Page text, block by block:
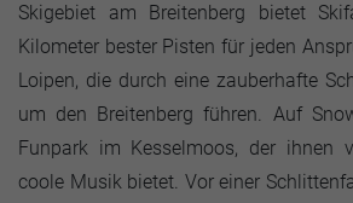
Skigebiet am Breitenberg bietet
Kilometer bester Pisten für jeden
Loipen, die durch eine zauberhafte
um den Breitenberg führen. Auf
Funpark im Kesselmoos, der ihnen
coole Musik bietet. Vor einer